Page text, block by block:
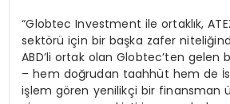
“Globtec Investment ile ortaklık,
sektörü için bir başka zafer
ABD’li ortak olan Globtec’ten gelen
– hem doğrudan taahhüt hem de
işlem gören yenilikçi bir finansman